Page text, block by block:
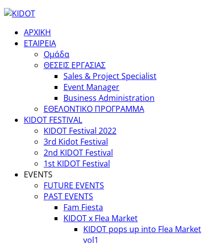
ΑΡΧΙΚΗ
ΕΤΑΙΡΕΙΑ
Ομάδα
ΘΕΣΕΙΣ ΕΡΓΑΣΙΑΣ
Sales & Project Specialist
Event Manager
Business Administration
ΕΘΕΛΟΝΤΙΚΟ ΠΡΟΓΡΑΜΜΑ
KIDOT FESTIVAL
KIDOT Festival 2022
3rd Kidot Festival
2nd KIDOT Festival
1st KIDOT Festival
EVENTS
FUTURE EVENTS
PAST EVENTS
Fam Fiesta
KIDOT x Flea Market
KIDOT pops up into Flea Market
vol1